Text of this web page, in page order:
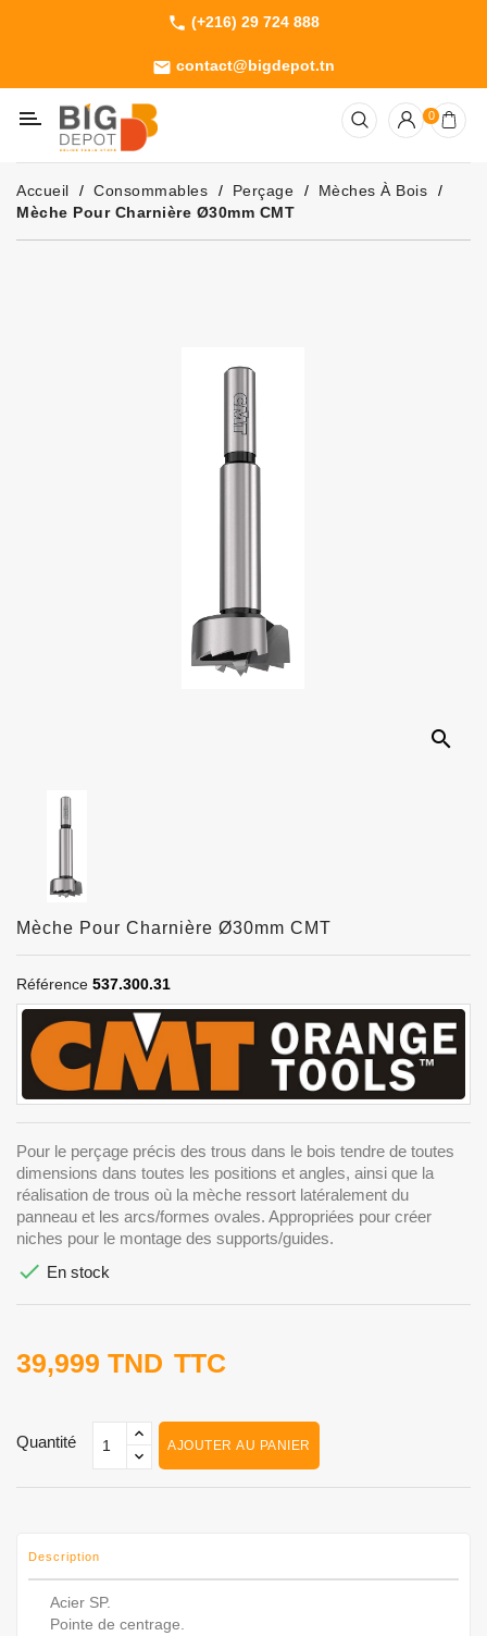
phone (+216) 29 724 888
email contact@bigdepot.tn
Machines
Outillage
Jardinage
Consommables
0
Accueil Consommables Perçage
Mèches À Bois
Mèche Pour Charnière Ø30mm CMT
search
Mèche Pour Charnière Ø30mm CMT
Référence 537.300.31
Pour le perçage précis des trous dans le bois tendre de toutes
dimensions dans toutes les positions et angles, ainsi que la
réalisation de trous où la mèche ressort latéralement du
panneau et les arcs/formes ovales. Appropriées pour créer
niches pour le montage des supports/guides.
 En stock
39,999 TND TTC
Quantité AJOUTER AU PANIER
Description
Acier SP.
Pointe de centrage.